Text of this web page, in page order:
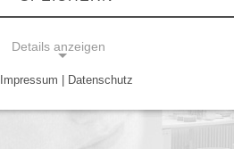
FÜR AID
Details anzeigen
Impressum | Datenschutz